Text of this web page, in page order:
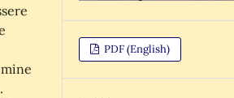
PDF (English)